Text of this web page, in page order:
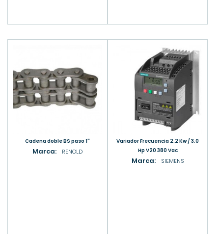
Cadena doble BS paso 1"
Marca: RENOLD
Variador Frecuencia 2.2 Kw / 3.0
Hp V20 380 Vac
Marca: SIEMENS